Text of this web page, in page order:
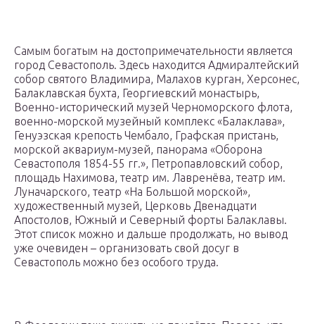
Самым богатым на достопримечательности является
город Севастополь. Здесь находится Адмиралтейский
собор святого Владимира, Малахов курган, Херсонес,
Балаклавская бухта, Георгиевский монастырь,
Военно-исторический музей Черноморского флота,
военно-морской музейный комплекс «Балаклава»,
Генуэзская крепость Чембало, Графская пристань,
морской аквариум-музей, панорама «Оборона
Севастополя 1854-55 гг.», Петропавловский собор,
площадь Нахимова, театр им. Лавренёва, театр им.
Луначарского, театр «На Большой морской»,
художественный музей, Церковь Двенадцати
Апостолов, Южный и Северный форты Балаклавы.
Этот список можно и дальше продолжать, но вывод
уже очевиден – организовать свой досуг в
Севастополь можно без особого труда.